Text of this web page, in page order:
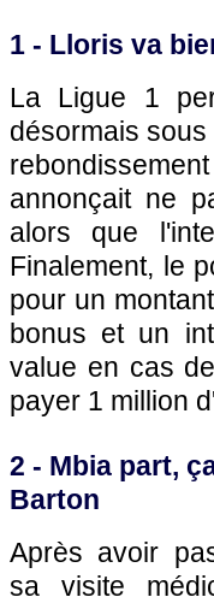
1 - Lloris va
La Ligue 1
désormais
annonçait ne
alors que
Finalement, le
pour un
bonus et un
value en cas
payer 1 million
2 - Mbia part,
Barton
Après avoir
sa visite